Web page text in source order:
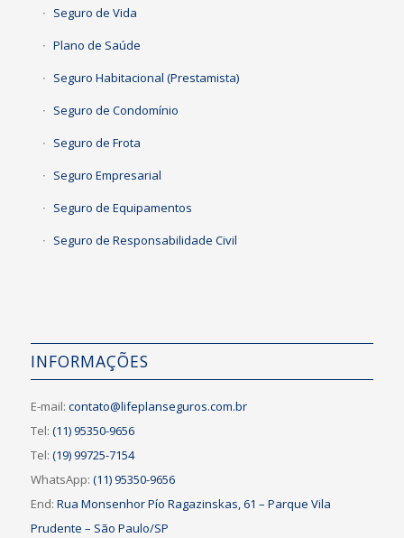
Seguro de Vida
Plano de Saúde
Seguro Habitacional (Prestamista)
Seguro de Condomínio
Seguro de Frota
Seguro Empresarial
Seguro de Equipamentos
Seguro de Responsabilidade Civil
INFORMAÇÕES
E-mail: contato@lifeplanseguros.com.br
Tel: (11) 95350-9656
Tel: (19) 99725-7154
WhatsApp: (11) 95350-9656
End: Rua Monsenhor Pío Ragazinskas, 61 – Parque Vila
Prudente – São Paulo/SP